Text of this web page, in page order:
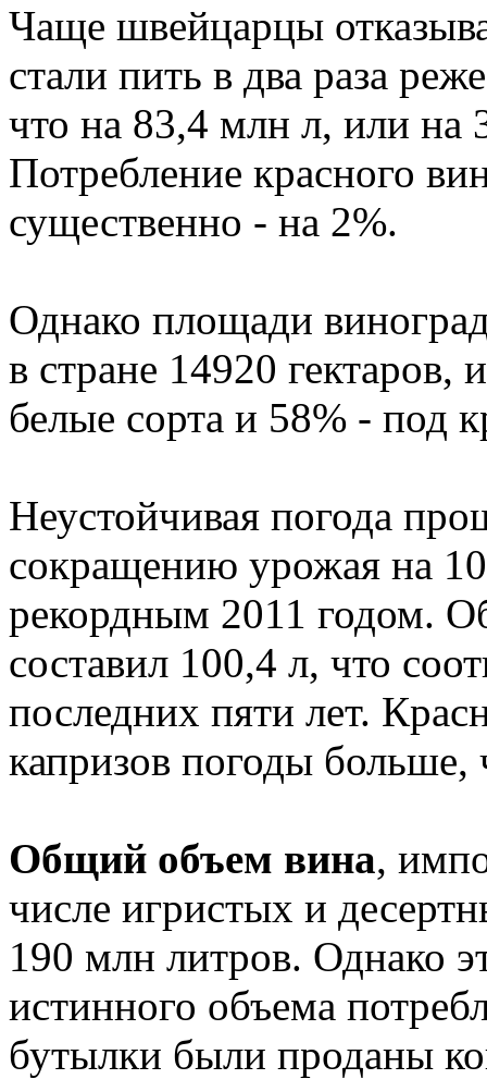
Чаще швейцарцы
стали пить в два раза
что на 83,4 млн л, или на
Потребление красного
существенно - на 2%.
Однако площади
в стране 14920 гектаров,
белые сорта и 58% - под
Неустойчивая погода
сокращению урожая на
рекордным 2011 годом.
составил 100,4 л, что
последних пяти лет.
капризов погоды больше,
Общий объем вина,
числе игристых и
190 млн литров. Однако
истинного объема
бутылки были проданы